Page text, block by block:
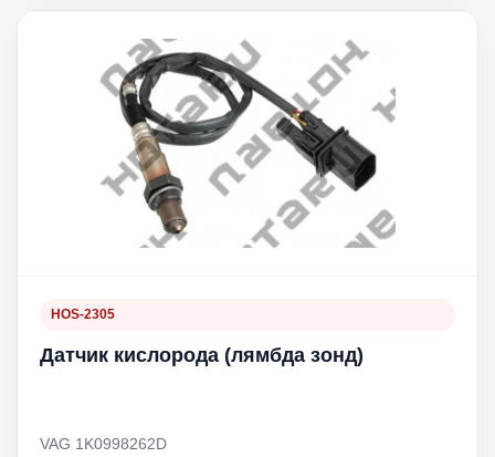
HOS-2305
Датчик кислорода (лямбда зонд)
VAG 1K0998262D